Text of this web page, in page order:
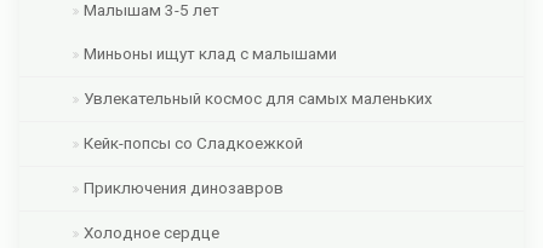
Малышам 3-5 лет
Миньоны ищут клад с малышами
Увлекательный космос для самых маленьких
Кейк-попсы со Сладкоежкой
Приключения динозавров
Холодное сердце